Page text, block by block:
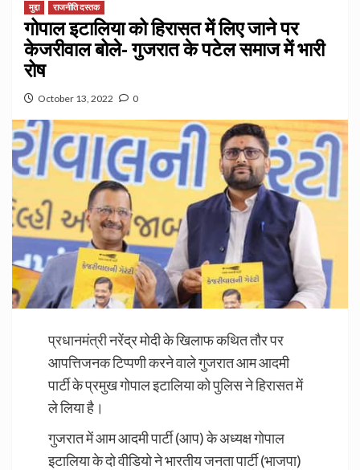
मुद्दा राजनीति दस्तक
गोपाल इटालिया को हिरासत में लिए जाने पर
केजरीवाल बोले- गुजरात के पटेल समाज में भारी
रोष
October 13, 2022 0
प्रधानमंत्रीनरेंद्र मोदी के खिलाफ कथित तौर पर
आपत्तिजनक टिप्पणी करने वाले गुजरात आम आदमी
पार्टी के प्रमुख गोपाल इटालिया को पुलिस ने हिरासत में
ले लिया है।
गुजरात में आम आदमी पार्टी (आप) के अध्यक्ष गोपाल
इटालिया के दो वीडियो ने भारतीय जनता पार्टी (भाजपा)